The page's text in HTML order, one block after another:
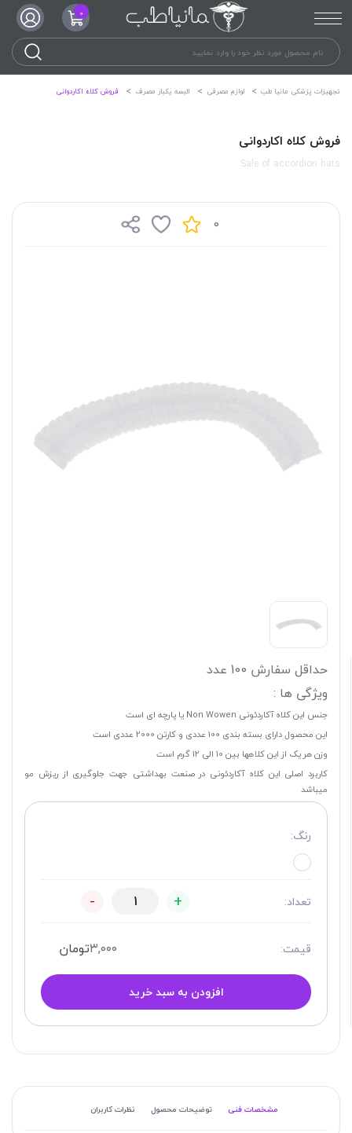
0
تجهیزات پزشکی مانیا طب لوازم مصرفی البسه یکبار مصرف فروش کلاه اکاردوانی
فروش کلاه اکاردوانی
Sale of accordion hats
0
حداقل سفارش 100 عدد
ویژگی ها :
جنس این کلاه آکاردئونی Non Wowen یا پارچه ای است
این محصول دارای بسته بندی 100 عددی و کارتن 2000 عددی است
وزن هر یک از این کلاهها بین 10 الی 12 گرم است
کاربرد اصلی این کلاه آکاردئونی در صنعت بهداشتی جهت جلوگیری از ریزش مو
میباشد
رنگ:
تعداد: +
-
قیمت: ۳,۰۰۰تومان
افزودن به سبد خرید
مشخصات فنی توضیحات محصول نظرات کاربران